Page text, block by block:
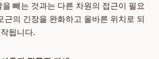
빼는 것과는 다른 차원의 접근이 필요
근의 긴장을 완화하고 올바른 위치로 되
됩니다.